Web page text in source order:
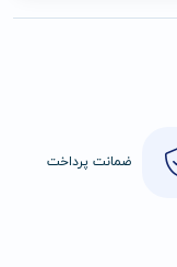
ضمانت پرداخت